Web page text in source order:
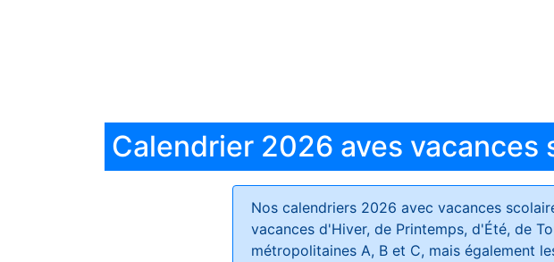
Calendrier 2026 aves
Nos calendriers 2026 avec vacances
vacances d'Hiver, de Printemps, d'Été, de
métropolitaines A, B et C, mais également